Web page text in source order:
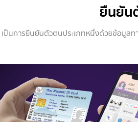
ยืนยัน
เป็นการยืนยันตัวตนประเภทหนึ่งด้วยข้อมูล